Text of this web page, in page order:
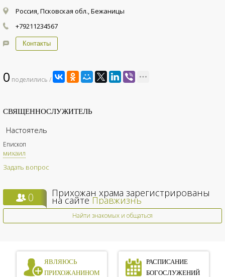
Россия, Псковская обл., Бежаницы
+79211234567
Контакты
0 поделились /
СВЯЩЕННОСЛУЖИТЕЛЬ
Настоятель
Епископ
михаил
Задать вопрос
0 Прихожан храма зарегистрированы
на сайтеПравжизнь
Найти знакомых и общаться
ЯВЛЯЮСЬ
ПРИХОЖАНИНОМ
РАСПИСАНИЕ
БОГОСЛУЖЕНИЙ